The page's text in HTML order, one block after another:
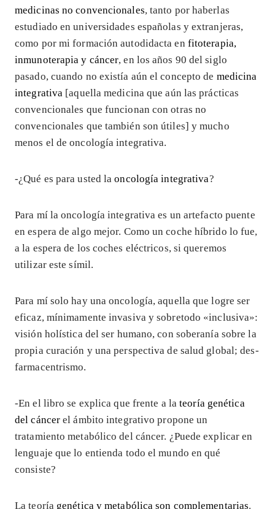
medicinas no convencionales, tanto por haberlas
estudiado en universidades españolas y extranjeras,
como por mi formación autodidacta en fitoterapia,
inmunoterapia y cáncer, en los años 90 del siglo
pasado, cuando no existía aún el concepto de medicina
integrativa [aquella medicina que aún las prácticas
convencionales que funcionan con otras no
convencionales que también son útiles] y mucho
menos el de oncología integrativa.
-¿Qué es para usted laoncología integrativa?
Para mí la oncología integrativa es un artefacto puente
en espera de algo mejor. Como un coche híbrido lo fue,
a la espera de los coches eléctricos, si queremos
utilizar este símil.
Para mí solo hay una oncología, aquella que logre ser
eficaz, mínimamente invasiva y sobretodo «inclusiva»:
visión holística del ser humano, con soberanía sobre la
propia curación y una perspectiva de salud global; des-
farmacentrismo.
-En el libro se explica que frente a lateoría genética
del cáncer el ámbito integrativo propone un
tratamiento metabólico del cáncer. ¿Puede explicar en
lenguaje que lo entienda todo el mundo en qué
consiste?
La teoría genética y metabólica son complementarias.